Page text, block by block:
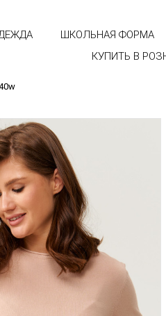
ШКОЛЬНАЯ ФОРМА
КУПИТЬ В